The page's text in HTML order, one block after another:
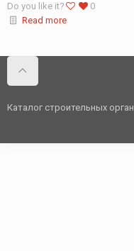
Do you like it?
0
Read more
Каталог строительных